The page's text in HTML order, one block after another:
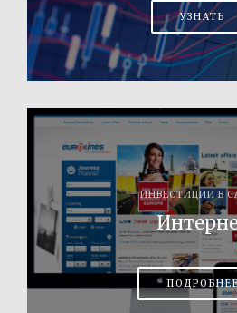
УЗНАТЬ
ИНВЕСТИЦИИ В